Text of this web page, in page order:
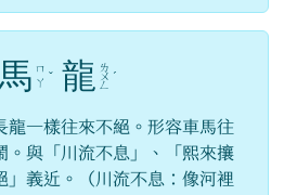
馬 ㄇ
ㄚ ˇ 龍 ㄌ
ㄨ
ㄥ
ˊ
龍一樣往來不絕。形容車馬往
。與「川流不息」、「熙來攘
」義近。（川流不息：像河裡